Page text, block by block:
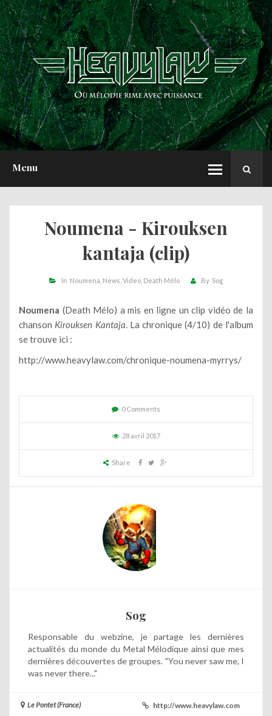
Menu
ACCUEIL
NEWS
CHRONIQUES
INTERVIEWS
REPORTS
A PROPOS
Noumena - Kirouksen
kantaja (clip)
In Noumena News Video Death Mélo By Sog
Noumena (Death Mélo) a mis en ligne un clip vidéo de la
chanson Kirouksen Kantaja. La chronique (4/10) de l'album
se trouve ici :
http://www.heavylaw.com/chronique-noumena-myrrys/
0 Comments
28 avril 2017
Share
Sog
Responsable du webzine, je partage les dernières
actualités du monde du Metal Mélodique ainsi que mes
dernières découvertes de groupes. "You never saw me, I
was never there..."
Le Pontet (France) http://www.heavylaw.com